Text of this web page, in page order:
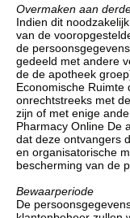
Overmaken aan
Indien dit
van de
de
gedeeld met andere
de de apotheek
Economische Ruimte
onrechtstreeks met
zijn of met enige
Pharmacy Online De
dat deze ontvangers
en organisatorische
bescherming van de
Bewaarperiode
De